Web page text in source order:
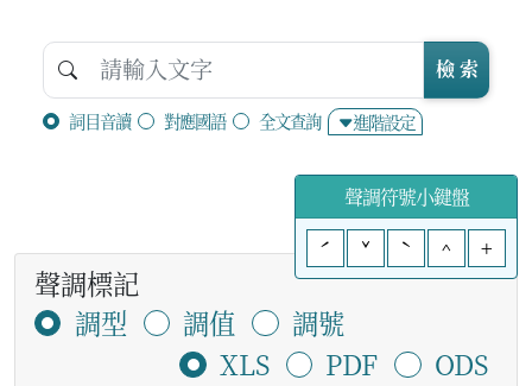
詞目音讀 對應國語 全文查詢 進階設定
檢 索
聲調符號小鍵盤
ˊ
ˇ ˋ ^ +
聲調標記
調型
調值
調號
XLS
PDF
ODS